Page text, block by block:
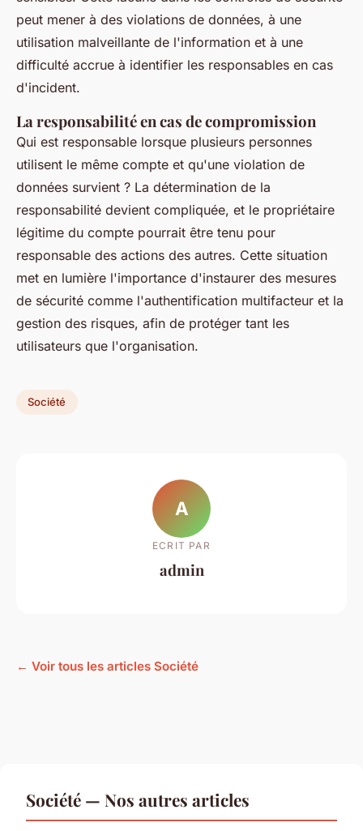
peut mener à des violations de données, à une
utilisation malveillante de l'information et à une
difficulté accrue à identifier les responsables en cas
d'incident.
La responsabilité en cas de compromission
Qui est responsable lorsque plusieurs personnes
utilisent le même compte et qu'une violation de
données survient ? La détermination de la
responsabilité devient compliquée, et le propriétaire
légitime du compte pourrait être tenu pour
responsable des actions des autres. Cette situation
met en lumière l'importance d'instaurer des mesures
de sécurité comme l'authentification multifacteur et la
gestion des risques, afin de protéger tant les
utilisateurs que l'organisation.
Société
A
ECRIT PAR
admin
← Voir tous les articles Société
Société — Nos autres articles